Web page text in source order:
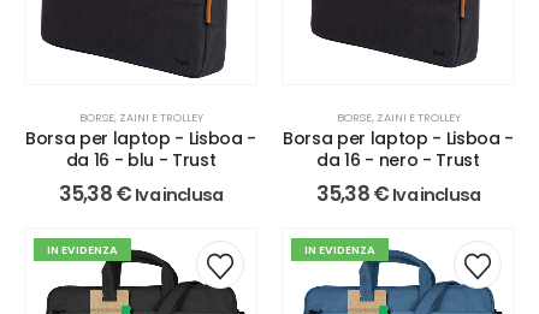
BORSE, ZAINI E TROLLEY
Borsa per laptop - Lisboa -
da 16 - blu - Trust
35,38€ Iva inclusa
BORSE, ZAINI E TROLLEY
Borsa per laptop - Lisboa -
da 16 - nero - Trust
35,38€ Iva inclusa
IN EVIDENZA IN EVIDENZA